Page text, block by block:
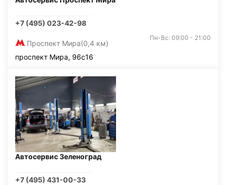
+7 (495) 023-42-98
Проспект Мира(0,4 км)
Пн-Вс: 09:00 - 21:00
проспект Мира, 96с16
Автосервис Зеленоград
+7 (495) 431-00-33